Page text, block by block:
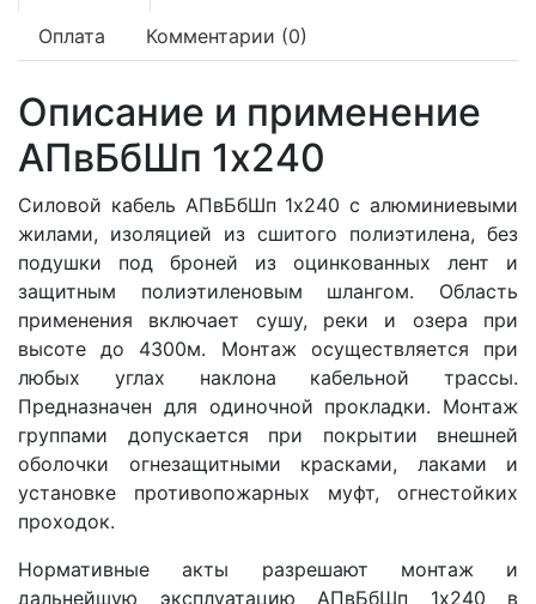
Оплата Комментарии (0)
Описание и применение
АПвБбШп 1x240
Силовой кабель АПвБбШп 1x240 с алюминиевыми
жилами, изоляцией из сшитого полиэтилена, без
подушки под броней из оцинкованных лент и
защитным полиэтиленовым шлангом. Область
применения включает сушу, реки и озера при
высоте до 4300м. Монтаж осуществляется при
любых углах наклона кабельной трассы.
Предназначен для одиночной прокладки. Монтаж
группами допускается при покрытии внешней
оболочки огнезащитными красками, лаками и
установке противопожарных муфт, огнестойких
проходок.
Нормативные акты разрешают монтаж и
дальнейшую эксплуатацию АПвБбШп 1x240 в